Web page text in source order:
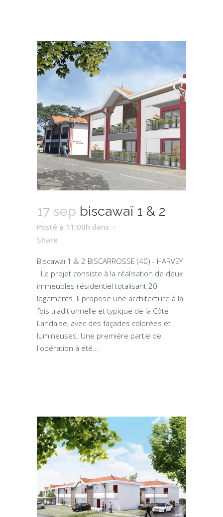
17 sep biscawaï 1 & 2
Posté à 11:00h dans
Share
Biscawaï 1 & 2 BISCARROSSE (40) - HARVEY
Le projet consiste à la réalisation de deux
immeubles résidentiel totalisant 20
logements. Il propose une architecture à la
fois traditionnelle et typique de la Côte
Landaise, avec des façades colorées et
lumineuses. Une première partie de
l'opération à été...